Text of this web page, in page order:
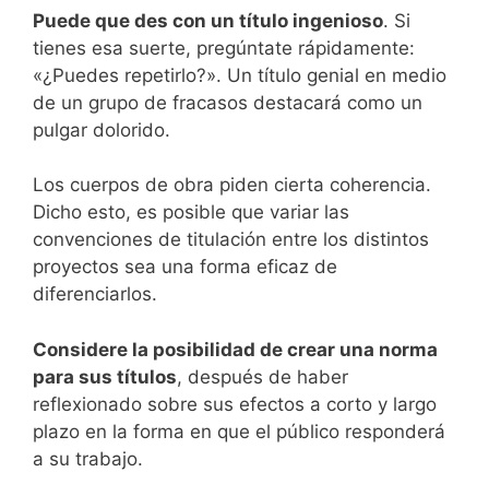
Puede que des con un título ingenioso. Si
tienes esa suerte, pregúntate rápidamente:
«¿Puedes repetirlo?». Un título genial en medio
de un grupo de fracasos destacará como un
pulgar dolorido.
Los cuerpos de obra piden cierta coherencia.
Dicho esto, es posible que variar las
convenciones de titulación entre los distintos
proyectos sea una forma eficaz de
diferenciarlos.
Considere la posibilidad de crear una norma
para sus títulos, después de haber
reflexionado sobre sus efectos a corto y largo
plazo en la forma en que el público responderá
a su trabajo.